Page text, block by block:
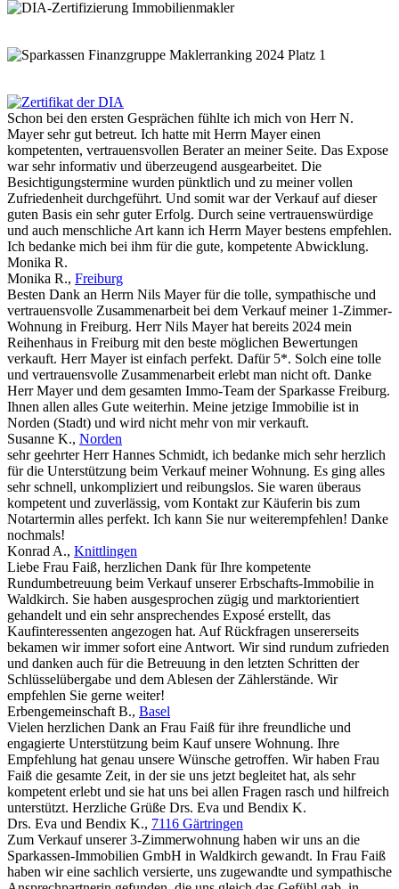
Schon bei den ersten Gesprächen fühlte ich mich von Herr N.
Mayer sehr gut betreut. Ich hatte mit Herrn Mayer einen
kompetenten, vertrauensvollen Berater an meiner Seite. Das Expose
war sehr informativ und überzeugend ausgearbeitet. Die
Besichtigungstermine wurden pünktlich und zu meiner vollen
Zufriedenheit durchgeführt. Und somit war der Verkauf auf dieser
guten Basis ein sehr guter Erfolg. Durch seine vertrauenswürdige
und auch menschliche Art kann ich Herrn Mayer bestens empfehlen.
Ich bedanke mich bei ihm für die gute, kompetente Abwicklung.
Monika R.
Monika R., Freiburg
Besten Dank an Herrn Nils Mayer für die tolle, sympathische und
vertrauensvolle Zusammenarbeit bei dem Verkauf meiner 1-Zimmer-
Wohnung in Freiburg. Herr Nils Mayer hat bereits 2024 mein
Reihenhaus in Freiburg mit den beste möglichen Bewertungen
verkauft. Herr Mayer ist einfach perfekt. Dafür 5*. Solch eine tolle
und vertrauensvolle Zusammenarbeit erlebt man nicht oft. Danke
Herr Mayer und dem gesamten Immo-Team der Sparkasse Freiburg.
Ihnen allen alles Gute weiterhin. Meine jetzige Immobilie ist in
Norden (Stadt) und wird nicht mehr von mir verkauft.
Susanne K., Norden
sehr geehrter Herr Hannes Schmidt, ich bedanke mich sehr herzlich
für die Unterstützung beim Verkauf meiner Wohnung. Es ging alles
sehr schnell, unkompliziert und reibungslos. Sie waren überaus
kompetent und zuverlässig, vom Kontakt zur Käuferin bis zum
Notartermin alles perfekt. Ich kann Sie nur weiterempfehlen! Danke
nochmals!
Konrad A., Knittlingen
Liebe Frau Faiß, herzlichen Dank für Ihre kompetente
Rundumbetreuung beim Verkauf unserer Erbschafts-Immobilie in
Waldkirch. Sie haben ausgesprochen zügig und marktorientiert
gehandelt und ein sehr ansprechendes Exposé erstellt, das
Kaufinteressenten angezogen hat. Auf Rückfragen unsererseits
bekamen wir immer sofort eine Antwort. Wir sind rundum zufrieden
und danken auch für die Betreuung in den letzten Schritten der
Schlüsselübergabe und dem Ablesen der Zählerstände. Wir
empfehlen Sie gerne weiter!
Erbengemeinschaft B., Basel
Vielen herzlichen Dank an Frau Faiß für ihre freundliche und
engagierte Unterstützung beim Kauf unsere Wohnung. Ihre
Empfehlung hat genau unsere Wünsche getroffen. Wir haben Frau
Faiß die gesamte Zeit, in der sie uns jetzt begleitet hat, als sehr
kompetent erlebt und sie hat uns bei allen Fragen rasch und hilfreich
unterstützt. Herzliche Grüße Drs. Eva und Bendix K.
Drs. Eva und Bendix K., 7116 Gärtringen
Zum Verkauf unserer 3-Zimmerwohnung haben wir uns an die
Sparkassen-Immobilien GmbH in Waldkirch gewandt. In Frau Faiß
haben wir eine sachlich versierte, uns zugewandte und sympathische